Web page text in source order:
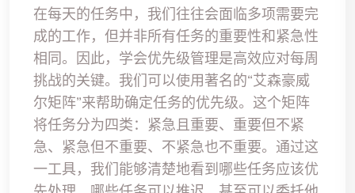
在每天的任务中，我们往往会面临多项需要完
成的工作，但并非所有任务的重要性和紧急性
相同。因此，学会优先级管理是高效应对每周
挑战的关键。我们可以使用著名的“艾森豪威
尔矩阵”来帮助确定任务的优先级。这个矩阵
将任务分为四类：紧急且重要、重要但不紧
急、紧急但不重要、不紧急也不重要。通过这
一工具，我们能够清楚地看到哪些任务应该优